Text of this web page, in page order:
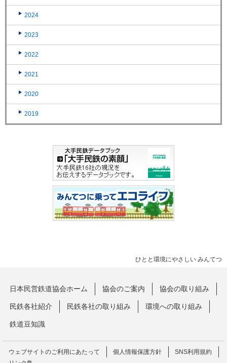
2024
2023
2022
2021
2020
2019
ひとと環境にやさしい みんてつ
日本民営鉄道協会ホーム 協会のご案内 協会の取り組み
民鉄各社紹介 民鉄各社の取り組み 環境への取り組み
鉄道豆知識
ウェブサイトのご利用にあたって 個人情報保護方針
SNS利用規約